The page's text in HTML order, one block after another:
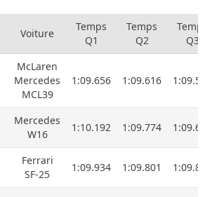
Voiture
Temps
Q1
Temps
Q2
Temps
Q3
McLaren
Mercedes
MCL39
1:09.656 1:09.616 1:09.511
Mercedes
W16
1:10.192 1:09.774 1:09.685
Ferrari
SF-25
1:09.934 1:09.801 1:09.805